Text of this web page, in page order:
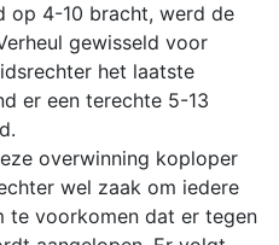
op 4-10 bracht, werd de
gewisseld voor
het laatste
er een terechte 5-13
overwinning koploper
wel zaak om iedere
te voorkomen dat er tegen